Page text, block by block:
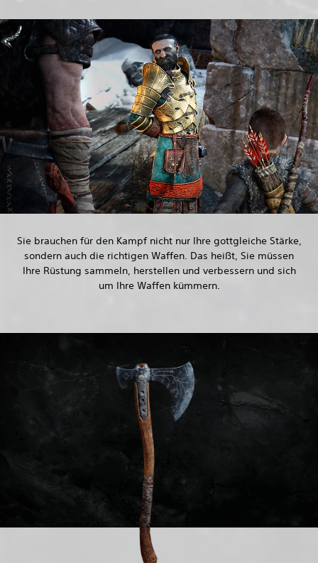
Sie brauchen für den Kampf nicht nur Ihre gottgleiche Stärke,
sondern auch die richtigen Waffen. Das heißt, Sie müssen
Ihre Rüstung sammeln, herstellen und verbessern und sich
um Ihre Waffen kümmern.